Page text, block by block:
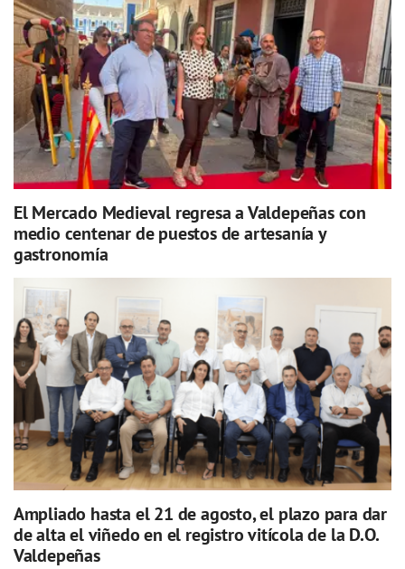
El Mercado Medieval regresa a Valdepeñas con
medio centenar de puestos de artesanía y
gastronomía
Ampliado hasta el 21 de agosto, el plazo para dar
de alta el viñedo en el registro vitícola de la D.O.
Valdepeñas